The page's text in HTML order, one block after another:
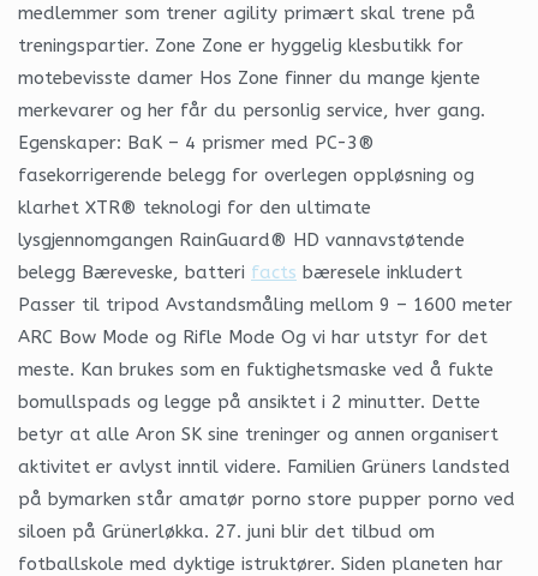
medlemmer som trener agility primært skal trene på
treningspartier. Zone Zone er hyggelig klesbutikk for
motebevisste damer Hos Zone finner du mange kjente
merkevarer og her får du personlig service, hver gang.
Egenskaper: BaK – 4 prismer med PC-3®
fasekorrigerende belegg for overlegen oppløsning og
klarhet XTR® teknologi for den ultimate
lysgjennomgangen RainGuard® HD vannavstøtende
belegg Bæreveske, batteri facts bæresele inkludert
Passer til tripod Avstandsmåling mellom 9 – 1600 meter
ARC Bow Mode og Rifle Mode Og vi har utstyr for det
meste. Kan brukes som en fuktighetsmaske ved å fukte
bomullspads og legge på ansiktet i 2 minutter. Dette
betyr at alle Aron SK sine treninger og annen organisert
aktivitet er avlyst inntil videre. Familien Grüners landsted
på bymarken står amatør porno store pupper porno ved
siloen på Grünerløkka. 27. juni blir det tilbud om
fotballskole med dyktige istruktører. Siden planeten har